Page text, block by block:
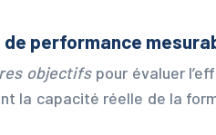
performance
objectifs pour évaluer
la capacité réelle de la